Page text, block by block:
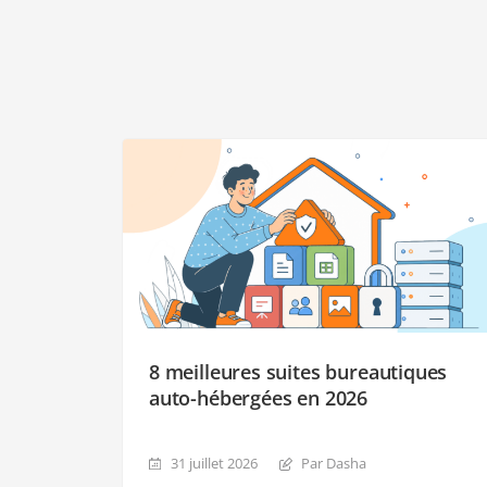
8 meilleures suites bureautiques
auto-hébergées en 2026
31 juillet 2026 Par Dasha